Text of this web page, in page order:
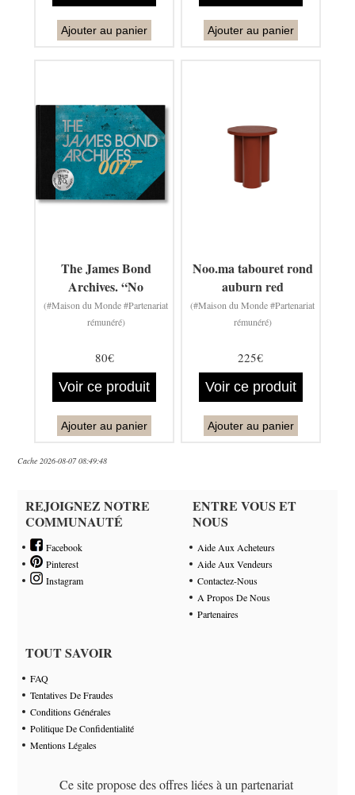
Ajouter au panier Ajouter au panier
The James Bond
Archives. “No
(#Maison du Monde #Partenariat
rémunéré)
80€
Voir ce produit
Ajouter au panier
Noo.ma tabouret rond
auburn red
(#Maison du Monde #Partenariat
rémunéré)
225€
Voir ce produit
Ajouter au panier
Cache 2026-08-07 08:49:48
REJOIGNEZ NOTRE
COMMUNAUTÉ
Facebook
Pinterest
Instagram
ENTRE VOUS ET
NOUS
Aide Aux Acheteurs
Aide Aux Vendeurs
Contactez-Nous
A Propos De Nous
Partenaires
TOUT SAVOIR
FAQ
Tentatives De Fraudes
Conditions Générales
Politique De Confidentialité
Mentions Légales
Ce site propose des offres liées à un partenariat